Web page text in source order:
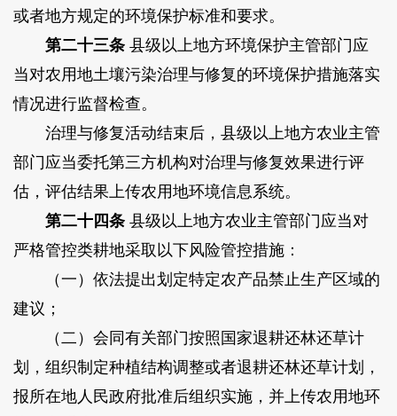
或者地方规定的环境保护标准和要求。
第二十三条县级以上地方环境保护主管部门应
当对农用地土壤污染治理与修复的环境保护措施落实
情况进行监督检查。
治理与修复活动结束后，县级以上地方农业主管
部门应当委托第三方机构对治理与修复效果进行评
估，评估结果上传农用地环境信息系统。
第二十四条县级以上地方农业主管部门应当对
严格管控类耕地采取以下风险管控措施：
（一）依法提出划定特定农产品禁止生产区域的
建议；
（二）会同有关部门按照国家退耕还林还草计
划，组织制定种植结构调整或者退耕还林还草计划，
报所在地人民政府批准后组织实施，并上传农用地环